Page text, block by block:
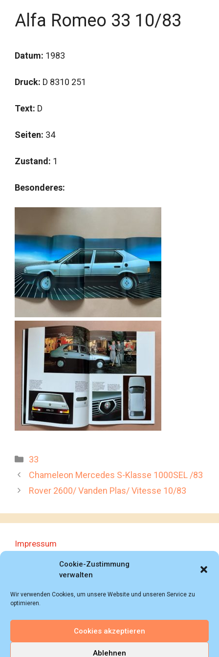
Cookie-Zustimmung
verwalten
Wir verwenden Cookies, um unsere Website und unseren Service zu
optimieren.
Cookies akzeptieren
Ablehnen
Alfa Romeo 33 10/83
Datum: 1983
Druck: D 8310 251
Text: D
Seiten: 34
Zustand: 1
Besonderes:
Kategorien
33
Chameleon Mercedes S-Klasse 1000SEL /83
Rover 2600/ Vanden Plas/ Vitesse 10/83
Impressum
Datenschutzerklärung
© 2018 - 2026 Autoprospektesammlung (Bernd